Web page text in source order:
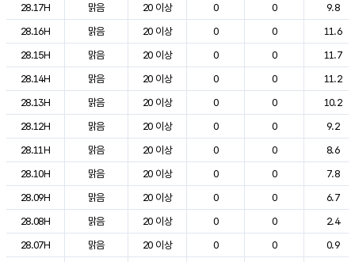
28.17H
맑음 20 이상 0 0
9.8
28.16H
맑음 20 이상 0 0
11.6
28.15H
맑음 20 이상 0 0
11.7
28.14H
맑음 20 이상 0 0
11.2
28.13H
맑음 20 이상 0 0
10.2
28.12H
맑음 20 이상 0 0
9.2
28.11H
맑음 20 이상 0 0
8.6
28.10H
맑음 20 이상 0 0
7.8
28.09H
맑음 20 이상 0 0
6.7
28.08H
맑음 20 이상 0 0
2.4
28.07H
맑음 20 이상 0 0
0.9